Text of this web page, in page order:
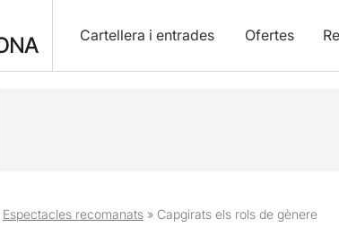
Cartellera i entrades Ofertes
Espectacles recomanats» Capgirats els rols de gènere